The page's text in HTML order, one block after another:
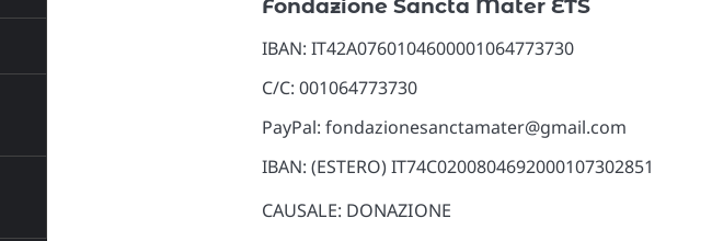
Fondazione Sancta Mater ETS
IBAN: IT42A0760104600001064773730
C/C: 001064773730
PayPal: fondazionesanctamater@gmail.com
IBAN: (ESTERO) IT74C0200804692000107302851
CAUSALE: DONAZIONE